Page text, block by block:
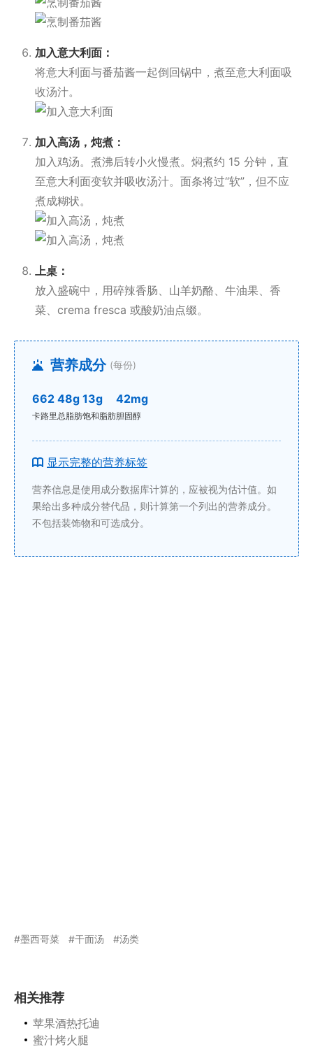
加入意大利面：
将意大利面与番茄酱一起倒回锅中，煮至意大利面吸
收汤汁。
加入高汤，炖煮：
加入鸡汤。煮沸后转小火慢煮。焖煮约 15 分钟，直
至意大利面变软并吸收汤汁。面条将过“软”，但不应
煮成糊状。
上桌：
放入盛碗中，用碎辣香肠、山羊奶酪、牛油果、香
菜、crema fresca 或酸奶油点缀。
营养成分 (每份)
662
卡路里
48g
总脂肪
13g
饱和脂肪
42mg
胆固醇
显示完整的营养标签
营养信息是使用成分数据库计算的，应被视为估计值。如
果给出多种成分替代品，则计算第一个列出的营养成分。
不包括装饰物和可选成分。
墨西哥菜 干面汤 汤类
相关推荐
苹果酒热托迪
蜜汁烤火腿